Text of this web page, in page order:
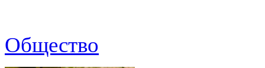
Общество